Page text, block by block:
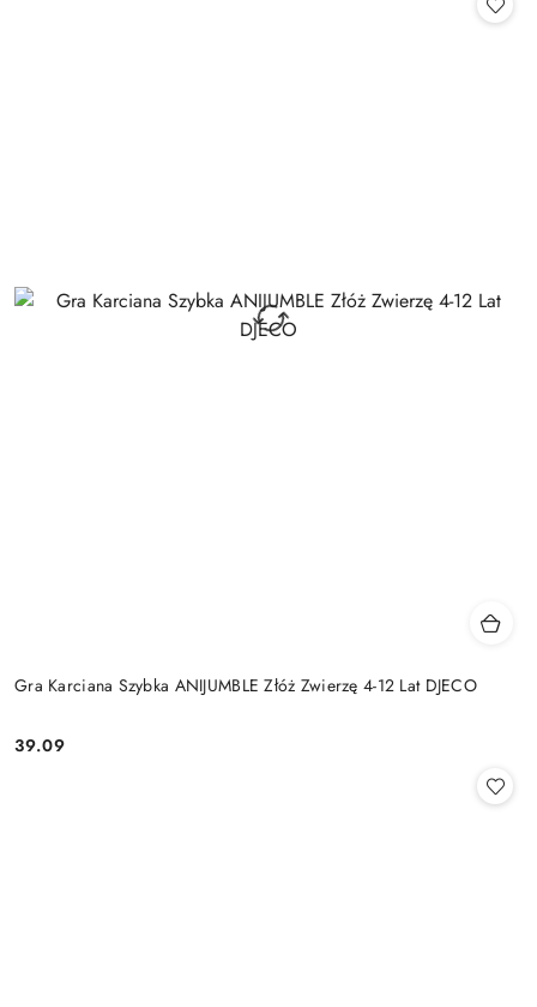
Gra Karciana Szybka ANIJUMBLE Złóż Zwierzę 4-12 Lat DJECO
Cena:
39.09